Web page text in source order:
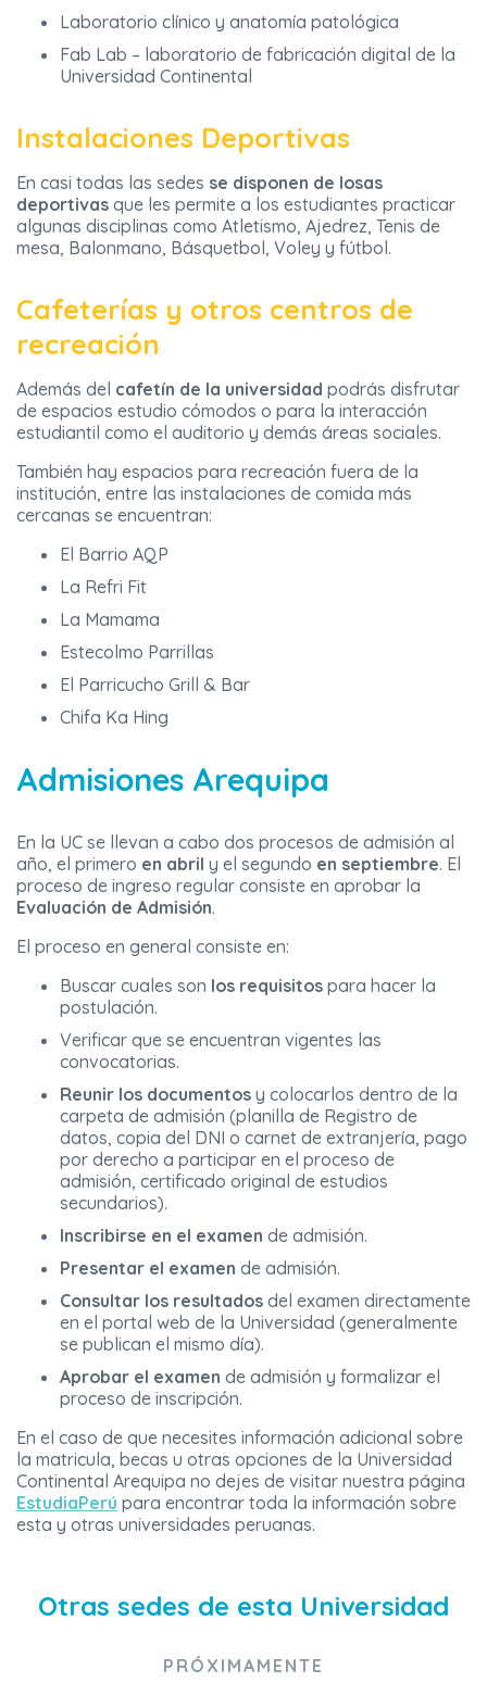
Laboratorio clínico y anatomía patológica
Fab Lab – laboratorio de fabricación digital de la
Universidad Continental
Instalaciones Deportivas
En casi todas las sedes se disponen de losas
deportivas que les permite a los estudiantes practicar
algunas disciplinas como Atletismo, Ajedrez, Tenis de
mesa, Balonmano, Básquetbol, Voley y fútbol.
Cafeterías y otros centros de
recreación
Además del cafetín de la universidad podrás disfrutar
de espacios estudio cómodos o para la interacción
estudiantil como el auditorio y demás áreas sociales.
También hay espacios para recreación fuera de la
institución, entre las instalaciones de comida más
cercanas se encuentran:
El Barrio AQP
La Refri Fit
La Mamama
Estecolmo Parrillas
El Parricucho Grill & Bar
Chifa Ka Hing
Admisiones Arequipa
En la UC se llevan a cabo dos procesos de admisión al
año, el primero en abril y el segundo en septiembre. El
proceso de ingreso regular consiste en aprobar la
Evaluación de Admisión.
El proceso en general consiste en:
Buscar cuales son los requisitos para hacer la
postulación.
Verificar que se encuentran vigentes las
convocatorias.
Reunir los documentos y colocarlos dentro de la
carpeta de admisión (planilla de Registro de
datos, copia del DNI o carnet de extranjería, pago
por derecho a participar en el proceso de
admisión, certificado original de estudios
secundarios).
Inscribirse en el examen de admisión.
Presentar el examen de admisión.
Consultar los resultados del examen directamente
en el portal web de la Universidad (generalmente
se publican el mismo día).
Aprobar el examen de admisión y formalizar el
proceso de inscripción.
En el caso de que necesites información adicional sobre
la matricula, becas u otras opciones de la Universidad
Continental Arequipa no dejes de visitar nuestra página
EstudiaPerú para encontrar toda la información sobre
esta y otras universidades peruanas.
Otras sedes de esta Universidad
PRÓXIMAMENTE